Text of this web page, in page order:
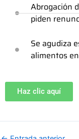
Abrogación
piden
Se agudiza
alimentos
Haz clic aquí